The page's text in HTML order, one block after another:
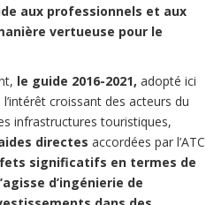
aux professionnels et aux
vertueuse pour le
le guide 2016-2021, adopté ici
croissant des acteurs du
infrastructures touristiques,
directes accordées par l’ATC
significatifs en termes de
d’ingénierie de